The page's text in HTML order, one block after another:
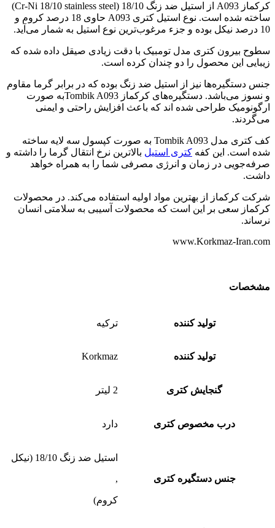
کرکماز A093 از استیل ضد زنگ 18/10 (Cr-Ni 18/10 stainless steel)
ساخته شده است. نوع استیل کتری A093 حاوی 18 درصد کروم و
10 درصد نیکل بوده و جزء مرغوب‌ترین نوع استیل به شمار می‌آید.
سطوح بیرون کتری مدل تومبیک با دقت زیادی صیقل داده شده که
زیبایی این محصول را دو چندان کرده است.
جنس دستگیره‌ها نیز از استیل ضد زنگ بوده که در برابر گرما مقاوم
و نسوز می‌باشد. دستگیره‌های کرکماز Tombik A093به صورت
ارگونومیک طراحی شده اند که باعث افزایش راحتی و ایمنی
می‌گردند.
کف کتری مدل Tombik A093
به صورت کپسول سه لایه ساخته
شده است. این کفه کتری استیل بالاترین نرخ انتقال گرما را داشته و
صرفه‌جویی در زمان و انرژی مصرفی شما را به همراه خواهد
داشت.
شرکت کرکماز از بهترین مواد اولیه استفاده می‌کند. در محصولات
کرکماز سعی بر این است که محصولات آسیبی به سلامتی انسان
نرساند.
www.Korkmaz-Iran.com
مشخصات
تولید کننده ترکیه
تولید کننده Korkmaz
گنجایش کتری 2 لیتر
درب مخصوص کتری دارد
جنس دستگیره کتری
استیل ضد زنگ 18/10 (نیکل
,
کروم)